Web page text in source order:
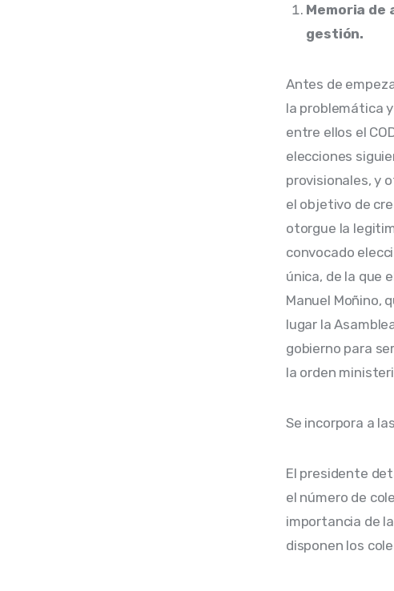
Memoria de
gestión.
Antes de
la problemática
entre ellos el
elecciones
provisionales, y
el objetivo de
otorgue la
convocado
única, de la que
Manuel Moñino,
lugar la
gobierno para
la orden
Se incorpora a
El presidente
el número de
importancia de
disponen los